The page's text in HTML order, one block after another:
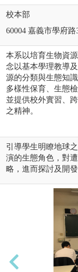
校本部
60004 嘉義市學府路
本系以培育生物資
念以基本學理教導
源的分類與生態知
多樣性保育、生態
並提供校外實習、
之精神。
引導學生明瞭地球
演的生態角色，對
略，進而探討及開